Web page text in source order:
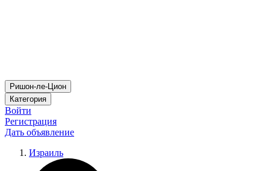
Ришон-ле-Цион
Категория
Войти
Регистрация
Дать объявление
Израиль